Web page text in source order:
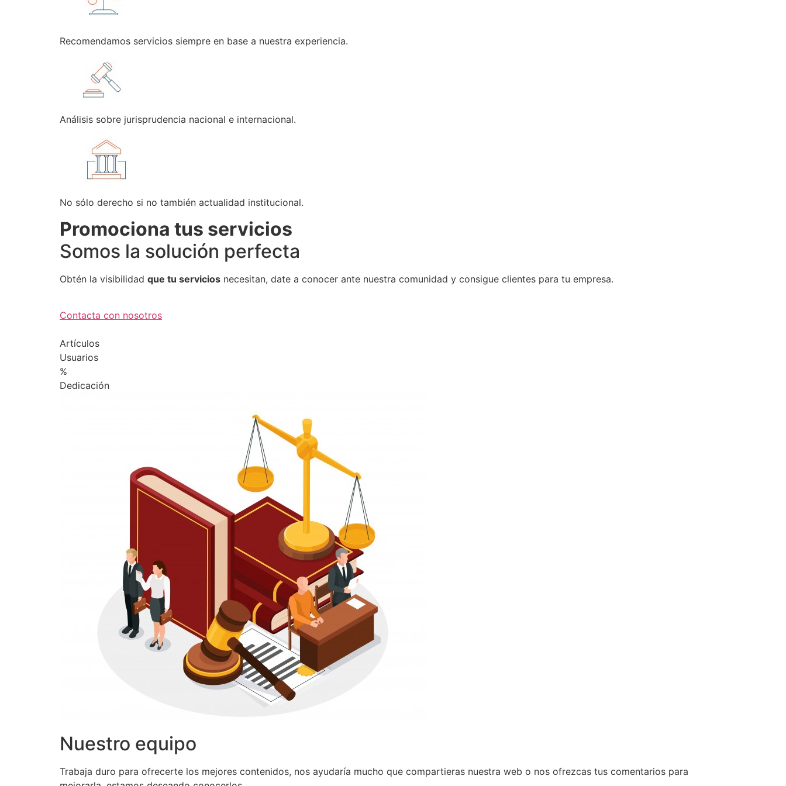
Recomendamos servicios siempre en base a nuestra experiencia.
Análisis sobre jurisprudencia nacional e internacional.
No sólo derecho si no también actualidad institucional.
Promociona tus servicios
Somos la solución perfecta
Obtén la visibilidad que tu servicios necesitan, date a conocer ante nuestra comunidad y consigue clientes para tu empresa.
Contacta con nosotros
Artículos
Usuarios
%
Dedicación
Nuestro equipo
Trabaja duro para ofrecerte los mejores contenidos, nos ayudaría mucho que compartieras nuestra web o nos ofrezcas tus comentarios para